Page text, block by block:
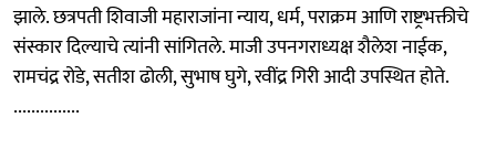
झाले. छत्रपती शिवाजी महाराजांना न्याय, धर्म, पराक्रम आणि राष्ट्रभक्तीचे
संस्कार दिल्याचे त्यांनी सांगितले. माजी उपनगराध्यक्ष शैलेश नाईक,
रामचंद्र रोडे, सतीश ढोली, सुभाष घुगे, रवींद्र गिरी आदी उपस्थित होते.
...............